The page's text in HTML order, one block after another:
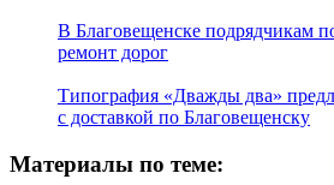
В Благовещенске подрядчикам
ремонт дорог
Типография «Дважды два»
с доставкой по Благовещенску
Материалы по теме: